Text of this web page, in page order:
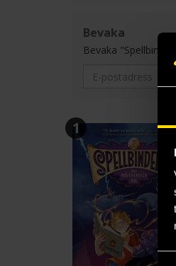
Bevaka
Bevaka
1